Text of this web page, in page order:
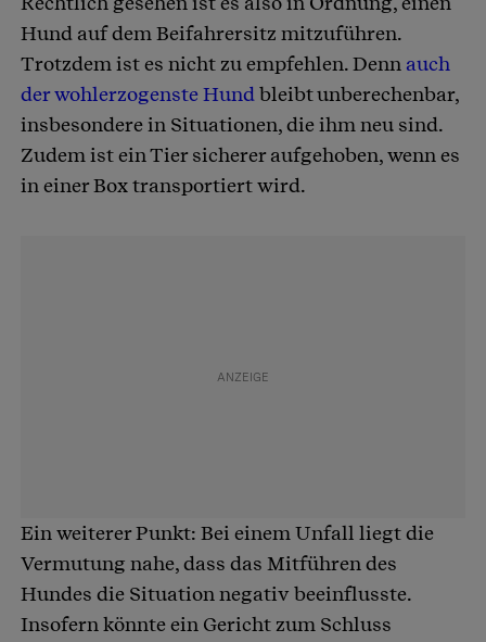
Hund auf dem Beifahrersitz mitzuführen.
Trotzdem ist es nicht zu empfehlen. Denn auch
der wohlerzogenste Hundbleibt unberechenbar,
insbesondere in Situationen, die ihm neu sind.
Zudem ist ein Tier sicherer aufgehoben, wenn es
in einer Box transportiert wird.
Ein weiterer Punkt: Bei einem Unfall liegt die
Vermutung nahe, dass das Mitführen des
Hundes die Situation negativ beeinflusste.
Insofern könnte ein Gericht zum Schluss